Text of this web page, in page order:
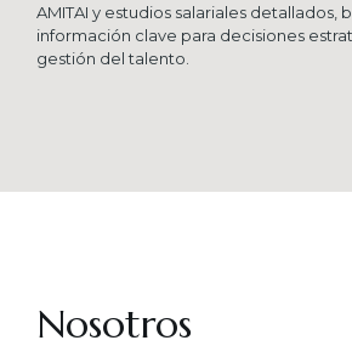
AMITAI y estudios salariales detallados,
información clave para decisiones
gestión del talento.
Nosotros